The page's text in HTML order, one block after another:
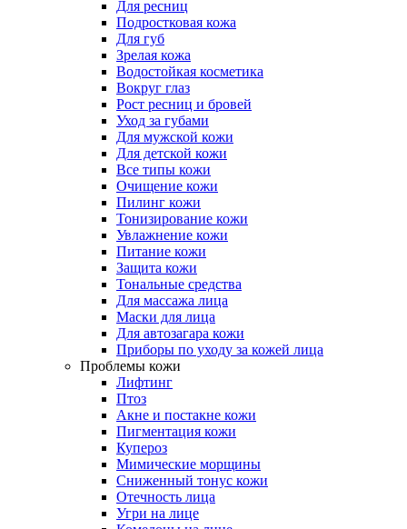
Для ресниц
Подростковая кожа
Для губ
Зрелая кожа
Водостойкая косметика
Вокруг глаз
Рост ресниц и бровей
Уход за губами
Для мужской кожи
Для детской кожи
Все типы кожи
Очищение кожи
Пилинг кожи
Тонизирование кожи
Увлажнение кожи
Питание кожи
Защита кожи
Тональные средства
Для массажа лица
Маски для лица
Для автозагара кожи
Приборы по уходу за кожей лица
Проблемы кожи
Лифтинг
Птоз
Акне и постакне кожи
Пигментация кожи
Купероз
Мимические морщины
Сниженный тонус кожи
Отечность лица
Угри на лице